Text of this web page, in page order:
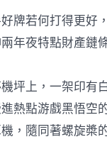
牌若何打得更好
年夜特點財產鏈
上，一架印有
熱點游戲黑悟空
，隨同著螺旋槳